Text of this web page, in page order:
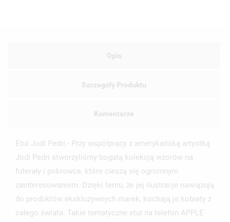
Opis
Szczegóły Produktu
Komentarze
Etui Jodi Pedri - Przy współpracy z amerykańską artystką
Jodi Pedri stworzyliśmy bogatą kolekcją wzorów na
futerały i pokrowce, które cieszą się ogromnym
zainteresowaniem. Dzięki temu, że jej ilustracje nawiązują
do produktów ekskluzywnych marek, kochają je kobiety z
całego świata. Takie tematyczne etui na telefon APPLE
MOJE LISTY ŻYCZEŃ
UTWÓRZ LISTĘ ŻYCZEŃ
NAZWA LISTY ŻYCZEŃ
ZALOGUJ SIĘ
MUSISZ BYĆ ZALOGOWANY BY ZAPISAĆ PRODUKTY NA
SWOJEJ LIŚCIE ŻYCZEŃ.